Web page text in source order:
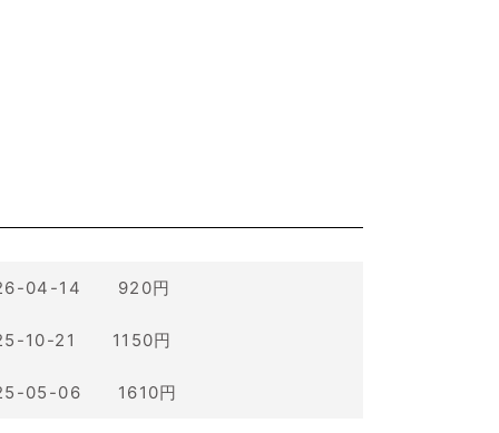
04-14 920円
10-21 1150円
05-06 1610円